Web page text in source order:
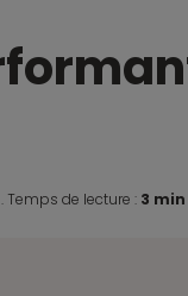
. Temps de lecture : 3 min